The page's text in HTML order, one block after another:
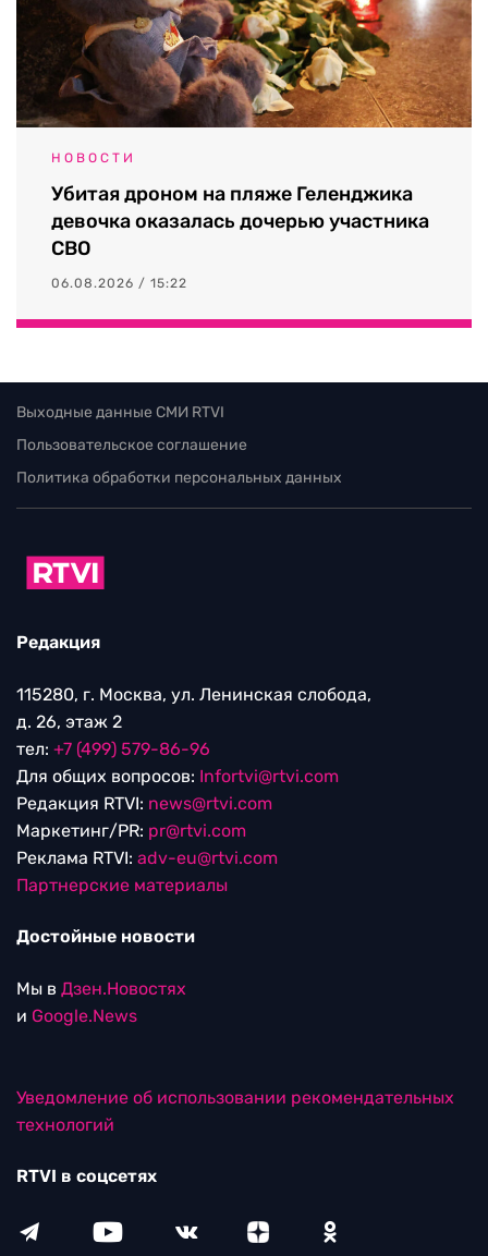
НОВОСТИ
Убитая дроном на пляже Геленджика
девочка оказалась дочерью участника
СВО
06.08.2026 / 15:22
Выходные данные СМИ RTVI
Пользовательское соглашение
Политика обработки персональных данных
Редакция
115280, г. Москва, ул. Ленинская слобода,
д. 26, этаж 2
тел: +7 (499) 579-86-96
Для общих вопросов: Infortvi@rtvi.com
Редакция RTVI: news@rtvi.com
Маркетинг/PR: pr@rtvi.com
Реклама RTVI: adv-eu@rtvi.com
Партнерские материалы
Достойные новости
Мы в Дзен.Новостях
и Google.News
Уведомление об использовании рекомендательных
технологий
RTVI в соцсетях